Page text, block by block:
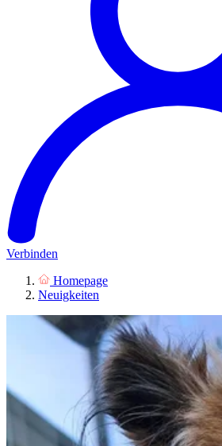
Verbinden
Homepage
Neuigkeiten